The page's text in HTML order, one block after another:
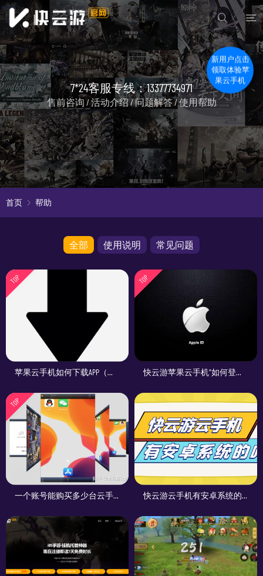
新用户点击
领取体验苹
果云手机
7*24客服专线：13377734971
售前咨询 / 活动介绍 / 问题解答 / 使用帮助
首页 帮助
全部 使用说明 常见问题
TOP
苹果云手机如何下载APP（游戏和应用）
TOP
快云游苹果云手机“如何登陆Apple ID”
TOP
一个账号能购买多少台云手机 快云游云手机有安卓系统的吗